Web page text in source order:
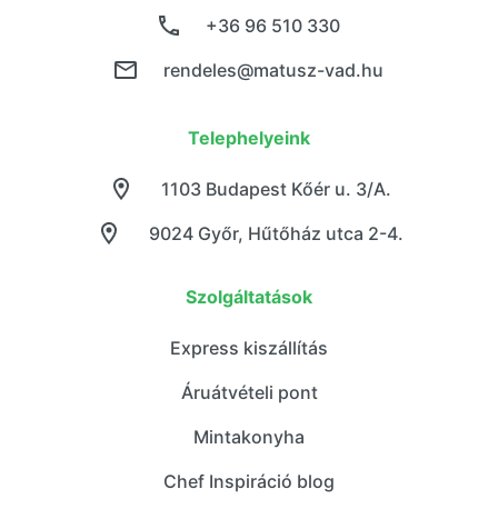
+36 96 510 330
rendeles@matusz-vad.hu
Telephelyeink
9024 Győr, Hűtőház utca 2-4.
1103 Budapest Kőér u. 3/A.
Szolgáltatások
Express kiszállítás
Áruátvételi pont
Mintakonyha
Chef Inspiráció blog